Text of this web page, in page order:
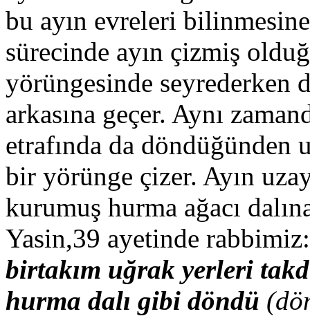
bu ayın evreleri
sürecinde ayın çizmiş
yörüngesinde seyrederken
arkasına geçer. Aynı
etrafında da döndüğünden
bir yörünge çizer. Ayın
kurumuş hurma ağacı
Yasin,39 ayetinde
birtakım uğrak yerleri
hurma dalı gibi döndü